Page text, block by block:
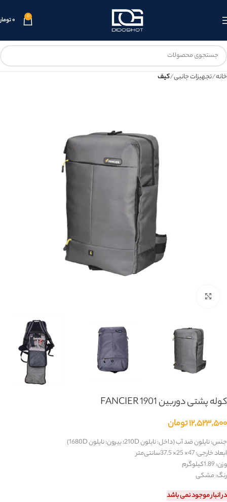
0 ۰
خانه تجهیزات جانبی کیف
کوله پشتی دوربین FANCIER 1901
۱۲,۵۲۳,۵۰۰تومان
جنس: نایلون ضد آب (داخل: نایلون 210D؛ بیرون: نایلون 1680D)
ابعاد خارجی: 47× 25× 37.5سانتی‌متر
وزن: 1.89کیلوگرم
رنگ: مشکی
در انبار موجود نمی باشد